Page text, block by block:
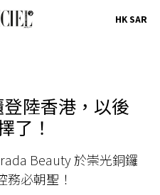
HK SAR
陸香港，以後
了！
Beauty 於崇光銅鑼
必朝聖！